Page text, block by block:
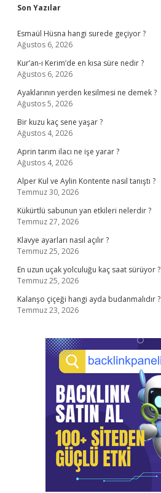
Sidebar
Son Yazılar
Esmaül Hüsna hangi surede geçiyor ?
Ağustos 6, 2026
Kur’an-ı Kerim’de en kısa süre nedir ?
Ağustos 6, 2026
Ayaklarının yerden kesilmesi ne demek ?
Ağustos 5, 2026
Bir kuzu kaç sene yaşar ?
Ağustos 4, 2026
Aprin tarım ilacı ne işe yarar ?
Ağustos 4, 2026
Alper Kul ve Aylin Kontente nasıl tanıştı ?
Temmuz 30, 2026
Kükürtlü sabunun yan etkileri nelerdir ?
Temmuz 27, 2026
Klavye ayarları nasıl açılır ?
Temmuz 25, 2026
En uzun uçak yolculuğu kaç saat sürüyor ?
Temmuz 25, 2026
Kalanşo çiçeği hangi ayda budanmalıdır ?
Temmuz 23, 2026